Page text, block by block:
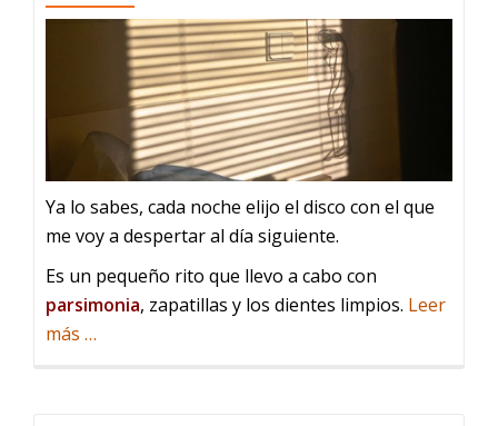
Ya lo sabes, cada noche elijo el disco con el que
me voy a despertar al día siguiente.
Es un pequeño rito que llevo a cabo con
parsimonia, zapatillas y los dientes limpios. Leer
más acerca
…